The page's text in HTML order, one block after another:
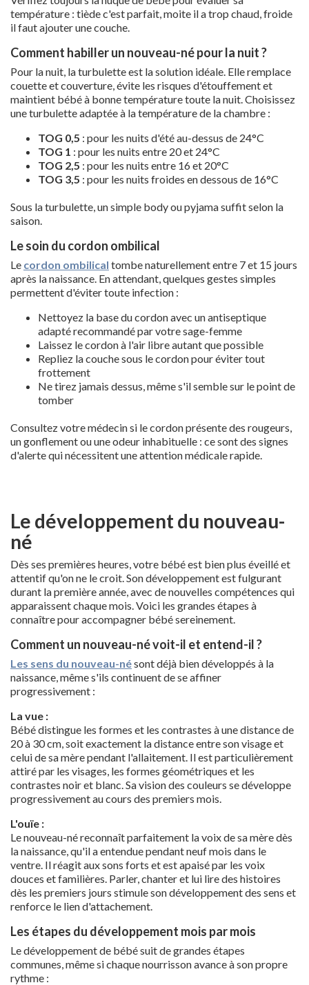
température : tiède c'est parfait, moite il a trop chaud, froide
il faut ajouter une couche.
Comment habiller un nouveau-né pour la nuit ?
Pour la nuit, la turbulette est la solution idéale. Elle remplace
couette et couverture, évite les risques d'étouffement et
maintient bébé à bonne température toute la nuit. Choisissez
une turbulette adaptée à la température de la chambre :
TOG 0,5 : pour les nuits d'été au-dessus de 24°C
TOG 1 : pour les nuits entre 20 et 24°C
TOG 2,5 : pour les nuits entre 16 et 20°C
TOG 3,5 : pour les nuits froides en dessous de 16°C
Sous la turbulette, un simple body ou pyjama suffit selon la
saison.
Le soin du cordon ombilical
Le cordon ombilical tombe naturellement entre 7 et 15 jours
après la naissance. En attendant, quelques gestes simples
permettent d'éviter toute infection :
Nettoyez la base du cordon avec un antiseptique
adapté recommandé par votre sage-femme
Laissez le cordon à l'air libre autant que possible
Repliez la couche sous le cordon pour éviter tout
frottement
Ne tirez jamais dessus, même s'il semble sur le point de
tomber
Consultez votre médecin si le cordon présente des rougeurs,
un gonflement ou une odeur inhabituelle : ce sont des signes
d'alerte qui nécessitent une attention médicale rapide.
Le développement du nouveau-
né
Dès ses premières heures, votre bébé est bien plus éveillé et
attentif qu'on ne le croit. Son développement est fulgurant
durant la première année, avec de nouvelles compétences qui
apparaissent chaque mois. Voici les grandes étapes à
connaître pour accompagner bébé sereinement.
Comment un nouveau-né voit-il et entend-il ?
Les sens du nouveau-nésont déjà bien développés à la
naissance, même s'ils continuent de se affiner
progressivement :
La vue :
Bébé distingue les formes et les contrastes à une distance de
20 à 30 cm, soit exactement la distance entre son visage et
celui de sa mère pendant l'allaitement. Il est particulièrement
attiré par les visages, les formes géométriques et les
contrastes noir et blanc. Sa vision des couleurs se développe
progressivement au cours des premiers mois.
L'ouïe :
Le nouveau-né reconnaît parfaitement la voix de sa mère dès
la naissance, qu'il a entendue pendant neuf mois dans le
ventre. Il réagit aux sons forts et est apaisé par les voix
douces et familières. Parler, chanter et lui lire des histoires
dès les premiers jours stimule son développement des sens et
renforce le lien d'attachement.
Les étapes du développement mois par mois
Le développement de bébé suit de grandes étapes
communes, même si chaque nourrisson avance à son propre
rythme :